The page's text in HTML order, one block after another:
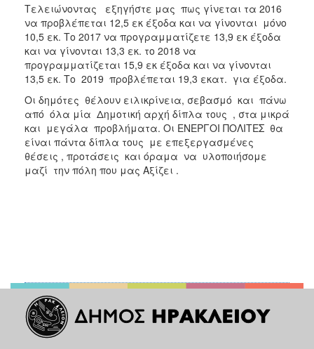
Τελειώνοντας εξηγήστε μας πως γίνεται τα 2016
να προβλέπεται 12,5 εκ έξοδα και να γίνονται μόνο
10,5 εκ. Το 2017 να προγραμματίζετε 13,9 εκ έξοδα
και να γίνονται 13,3 εκ. το 2018 να
προγραμματίζεται 15,9 εκ έξοδα και να γίνονται
13,5 εκ. Το 2019 προβλέπεται 19,3 εκατ. για έξοδα.
Οι δημότες θέλουν ειλικρίνεια, σεβασμό και πάνω
από όλα μία Δημοτική αρχή δίπλα τους , στα μικρά
και μεγάλα προβλήματα. Οι ΕΝΕΡΓΟΙ ΠΟΛΙΤΕΣ θα
είναι πάντα δίπλα τους με επεξεργασμένες
θέσεις , προτάσεις και όραμα να υλοποιήσομε
μαζί την πόλη που μας Αξίζει .